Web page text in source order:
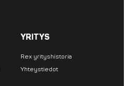
YRITYS
Rex yrityshistoria
Yhteystiedot